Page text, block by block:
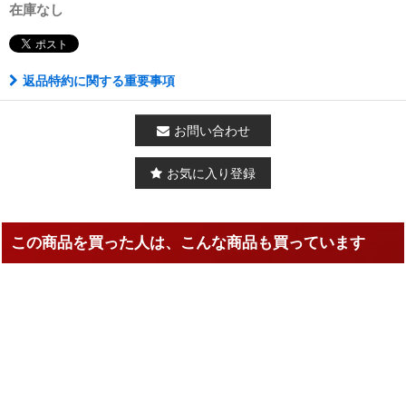
在庫なし
返品特約に関する重要事項
お問い合わせ
お気に入り登録
この商品を買った人は、こんな商品も買っています